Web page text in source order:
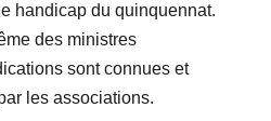
handicap du quinquennat.
des ministres
sont connues et
les associations.